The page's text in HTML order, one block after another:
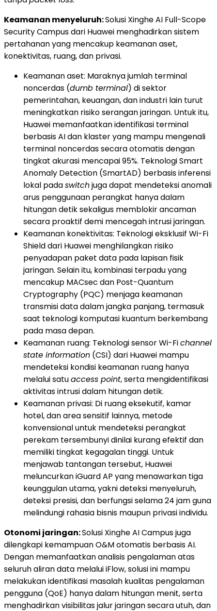
Keamanan menyeluruh:Solusi Xinghe AI Full-Scope
Security Campus dari Huawei menghadirkan sistem
pertahanan yang mencakup keamanan aset,
konektivitas, ruang, dan privasi.
Keamanan aset: Maraknya jumlah terminal
noncerdas (dumb terminal) di sektor
pemerintahan, keuangan, dan industri lain turut
meningkatkan risiko serangan jaringan. Untuk itu,
Huawei memanfaatkan identifikasi terminal
berbasis AI dan klaster yang mampu mengenali
terminal noncerdas secara otomatis dengan
tingkat akurasi mencapai 95%. Teknologi Smart
Anomaly Detection (SmartAD) berbasis inferensi
lokal padaswitchjuga dapat mendeteksi anomali
arus penggunaan perangkat hanya dalam
hitungan detik sekaligus memblokir ancaman
secara proaktif demi mencegah intrusi jaringan.
Keamanan konektivitas: Teknologi eksklusif Wi-Fi
Shield dari Huawei menghilangkan risiko
penyadapan paket data pada lapisan fisik
jaringan. Selain itu, kombinasi terpadu yang
mencakup MACsec dan Post-Quantum
Cryptography (PQC) menjaga keamanan
transmisi data dalam jangka panjang, termasuk
saat teknologi komputasi kuantum berkembang
pada masa depan.
Keamanan ruang: Teknologi sensor Wi-Fichannel
state information (CSI) dari Huawei mampu
mendeteksi kondisi keamanan ruang hanya
melalui satuaccess point, serta mengidentifikasi
aktivitas intrusi dalam hitungan detik.
Keamanan privasi: Di ruang eksekutif, kamar
hotel, dan area sensitif lainnya, metode
konvensional untuk mendeteksi perangkat
perekam tersembunyi dinilai kurang efektif dan
memiliki tingkat kegagalan tinggi. Untuk
menjawab tantangan tersebut, Huawei
meluncurkan iGuard AP yang menawarkan tiga
keunggulan utama, yakni deteksi menyeluruh,
deteksi presisi, dan berfungsi selama 24 jam guna
melindungi rahasia bisnis maupun privasi individu.
Otonomi jaringan:Solusi Xinghe AI Campus juga
dilengkapi kemampuan O&M otomatis berbasis AI.
Dengan memanfaatkan analisis pengalaman atas
seluruh aliran data melalui iFlow, solusi ini mampu
melakukan identifikasi masalah kualitas pengalaman
pengguna (QoE) hanya dalam hitungan menit, serta
menghadirkan visibilitas jalur jaringan secara utuh, dan